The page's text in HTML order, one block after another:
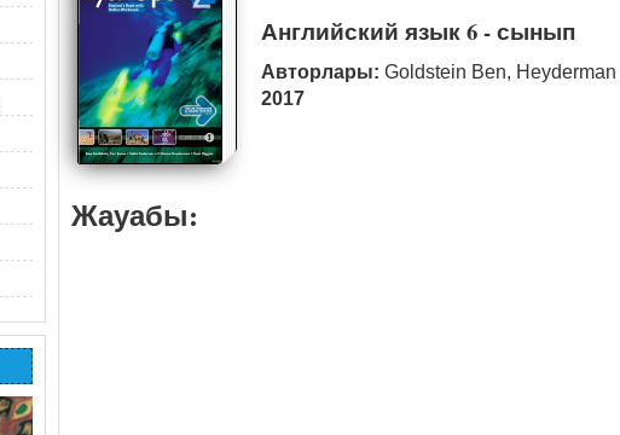
Английский язык 6 - сынып
Авторлары: Goldstein Ben,
2017
Жауабы: